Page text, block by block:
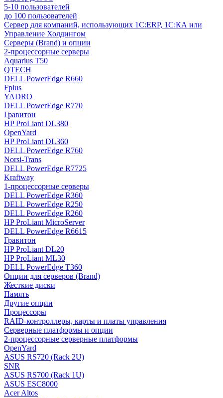
5-10 пользователей
до 100 пользователей
Сервер для компаний, использующих 1C:ERP, 1С:КА или
Управление Холдингом
Серверы (Brand) и опции
2-процессорные серверы
Aquarius T50
QTECH
DELL PowerEdge R660
Fplus
YADRO
DELL PowerEdge R770
Гравитон
HP ProLiant DL380
OpenYard
HP ProLiant DL360
DELL PowerEdge R760
Norsi-Trans
DELL PowerEdge R7725
Kraftway
1-процессорные серверы
DELL PowerEdge R360
DELL PowerEdge R250
DELL PowerEdge R260
HP ProLiant MicroServer
DELL PowerEdge R6615
Гравитон
HP ProLiant DL20
HP ProLiant ML30
DELL PowerEdge T360
Опции для серверов (Brand)
Жесткие диски
Память
Другие опции
Процессоры
RAID-контроллеры, карты и платы управления
Серверные платформы и опции
2-процессорные серверные платформы
OpenYard
ASUS RS720 (Rack 2U)
SNR
ASUS RS700 (Rack 1U)
ASUS ESC8000
Acer Altos